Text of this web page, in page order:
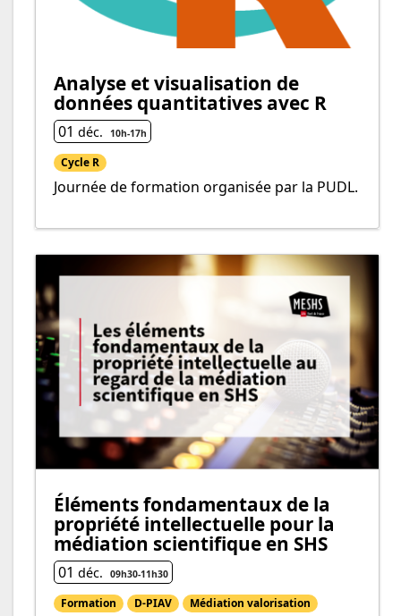
Analyse et visualisation de
données quantitatives avec R
01 déc. 10h-17h
Cycle R
Journée de formation organisée par la PUDL.
Éléments fondamentaux de la
propriété intellectuelle pour la
médiation scientifique en SHS
01 déc. 09h30-11h30
Formation D-PIAV Médiation valorisation